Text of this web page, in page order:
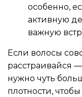
особенно,
активную
важную
Если волосы
расстраивайся
нужно чуть
плотности,